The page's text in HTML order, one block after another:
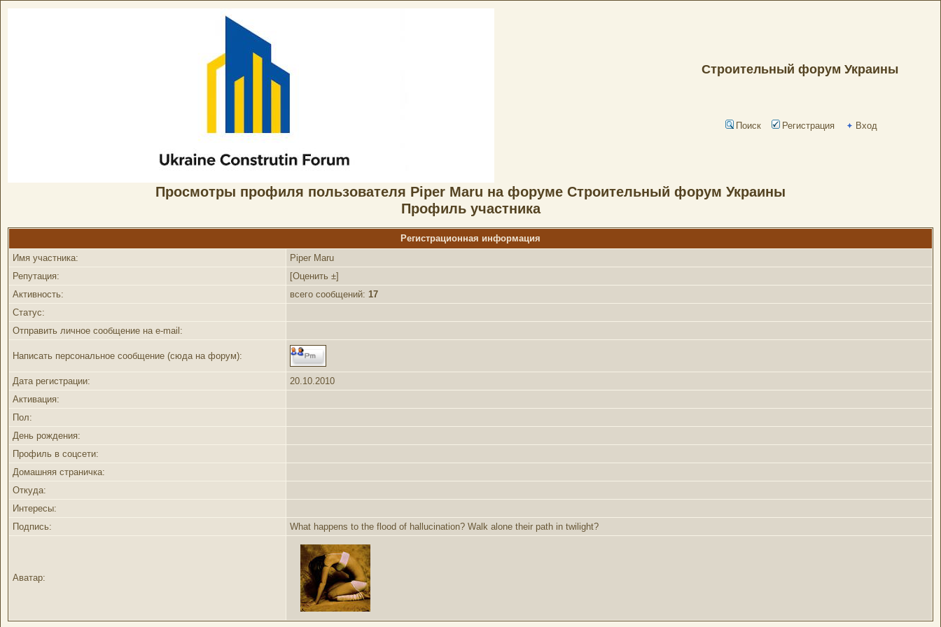
Строительный форум Украины
Поиск Регистрация Вход
Просмотры профиля пользователя Piper Maru на форуме Строительный форум Украины
Профиль участника
Регистрационная информация
Имя участника:
Piper Maru
Репутация:
[Оценить ±]
Активность:
всего сообщений: 17
Статус:
Отправить личное сообщение на e-mail:
Написать персональное сообщение (сюда на форум):
Дата регистрации:
20.10.2010
Активация:
Пол:
День рождения:
Профиль в соцсети:
Домашняя страничка:
Откуда:
Интересы:
Подпись:
What happens to the flood of hallucination? Walk alone their path in twilight?
Аватар: